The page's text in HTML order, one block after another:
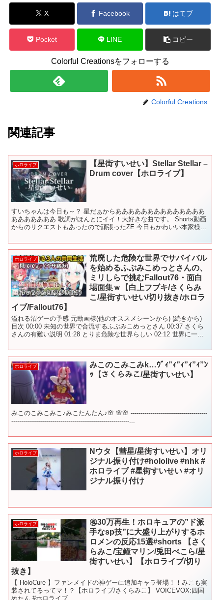
X Facebook はてブ
Pocket LINE コピー
Colorful Creationsをフォローする
Colorful Creations
関連記事
ホロライブ
【星街すいせい】Stellar Stellar –
Drum cover【ホロライブ】
すいちゃんは今日も～？ 星だぁからああああああああああああああ
あああああああ 歌詞がほんとにイイ！大好きな曲です。 Shorts動画
からのリクエストもあったので頑張ったZE 今日もかわいい本家様
ホロライブ
荒廃した危険な世界でサバイバル
を始めるふぶみこめっとさんの、
ミリしらで挑むFallout76・面白
場面集ｗ【白上フブキ/さくらみ
こ/星街すいせい/切り抜き/ホロラ
イブ/Fallout76】
溢れる沼ゲーの予感 元動画様(他のオススメシーンから) (続きから)
目次 00:00 未知の世界で合流するふぶみこめっとさん 00:37 さくら
さんの有難い説明 01:28 とりま危険な世界らしい 02:12 世界に一瞬
ホロライブ
みこのこみこみk…ｳﾞｨ”ｨ”ｨ”ｨ”ｨ”ﾝ
ｯ【さくらみこ/星街すいせい】
みこのこみこみこ♪みこたんたん♪🌸 🌸🌸 ---------------------------------------
------------------------------------------------------------...
ホロライブ
Nウタ【彗星/星街すいせい】オリ
ジナル振り付け#hololive #nhk #
ホロライブ #星街すいせい #オリ
ジナル振り付け
ホロライブ
㊗️30万再生！ホロキュアの”ド派
手なsp技”に大盛り上がりするホ
ロメンの反応15選#shorts 【さく
らみこ/宝鐘マリン/兎田ぺこら/星
街すいせい】【ホロライブ/切り
抜き】
【 HoloCure 】ファンメイドの神ゲーに追加キャラ登場！！みこも実
装されてるってマ！？【ホロライブ/さくらみこ】 VOICEVOX:四国
めたん #ホロライブ